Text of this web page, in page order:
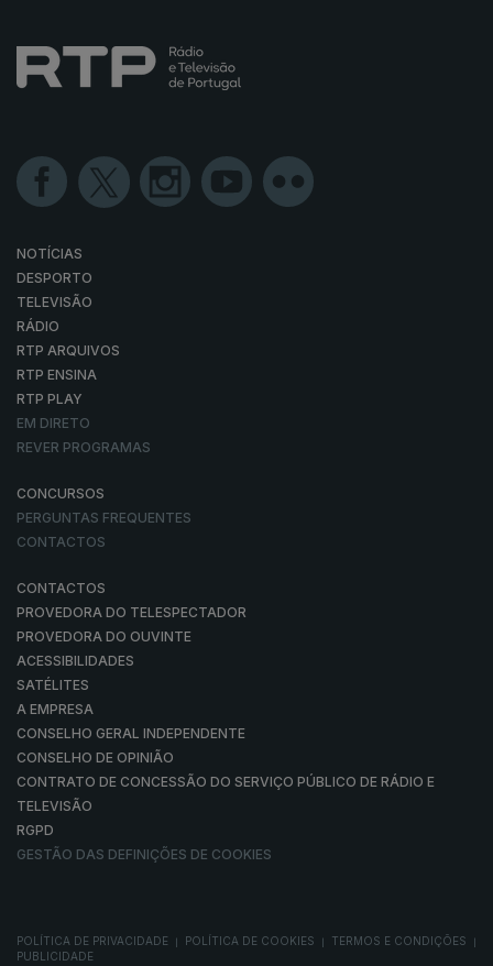
NOTÍCIAS
DESPORTO
TELEVISÃO
RÁDIO
RTP ARQUIVOS
RTP ENSINA
RTP PLAY
EM DIRETO
REVER PROGRAMAS
CONCURSOS
PERGUNTAS FREQUENTES
CONTACTOS
CONTACTOS
PROVEDORA DO TELESPECTADOR
PROVEDORA DO OUVINTE
ACESSIBILIDADES
SATÉLITES
A EMPRESA
CONSELHO GERAL INDEPENDENTE
CONSELHO DE OPINIÃO
CONTRATO DE CONCESSÃO DO SERVIÇO PÚBLICO DE RÁDIO E
TELEVISÃO
RGPD
GESTÃO DAS DEFINIÇÕES DE COOKIES
POLÍTICA DE PRIVACIDADE POLÍTICA DE COOKIES TERMOS E CONDIÇÕES
PUBLICIDADE